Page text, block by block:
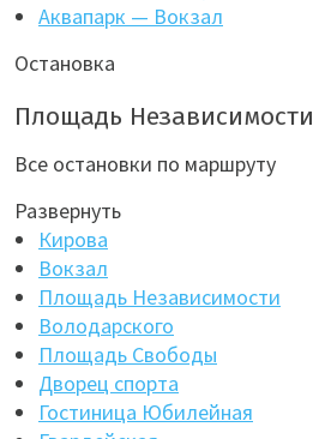
Аквапарк — Вокзал
Остановка
Площадь Независимости
Все остановки по маршруту
Развернуть
Кирова
Вокзал
Площадь Независимости
Володарского
Площадь Свободы
Дворец спорта
Гостиница Юбилейная